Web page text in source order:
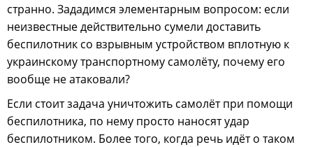
странно. Зададимся элементарным вопросом: если
неизвестные действительно сумели доставить
беспилотник со взрывным устройством вплотную к
украинскому транспортному самолёту, почему его
вообще не атаковали?
Если стоит задача уничтожить самолёт при помощи
беспилотника, по нему просто наносят удар
беспилотником. Более того, когда речь идёт о таком